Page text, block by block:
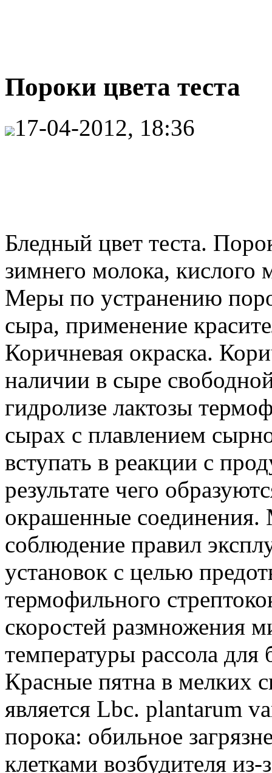
Пороки цвета теста
17-04-2012, 18:36
Бледный цвет теста.
зимнего молока, кислого
Меры по устранению
сыра, применение
Коричневая окраска.
наличии в сыре
гидролизе лактозы
сырах с плавлением
вступать в реакции с
результате чего
окрашенные
соблюдение правил
установок с целью
термофильного
скоростей размножения
температуры рассола
Красные пятна в мелких
является Lbc. plantarum
порока: обильное
клетками возбудителя